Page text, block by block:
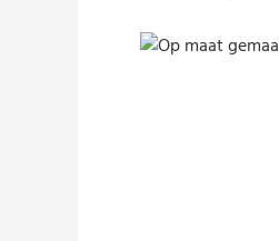
Hardcover